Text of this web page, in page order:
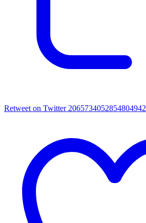
Retweet on Twitter 2065734052854804942